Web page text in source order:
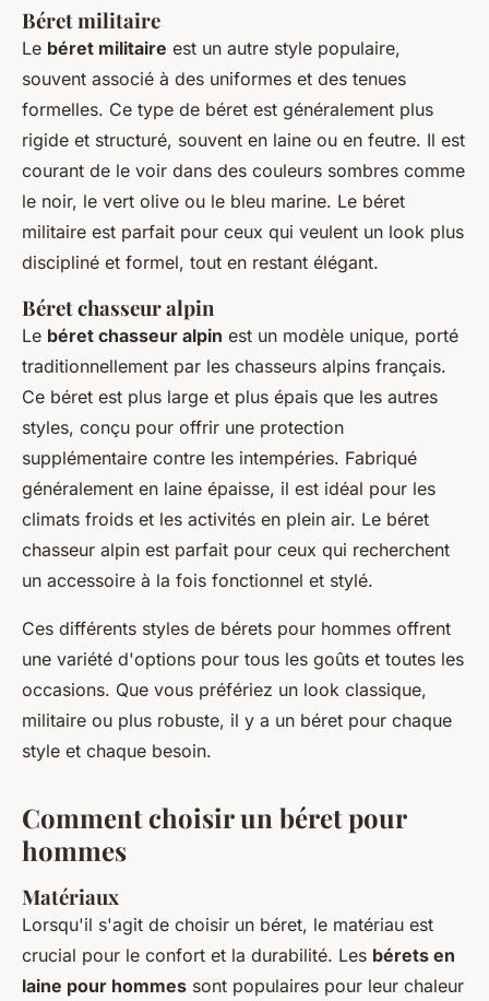
Béret militaire
Le béret militaire est un autre style populaire,
souvent associé à des uniformes et des tenues
formelles. Ce type de béret est généralement plus
rigide et structuré, souvent en laine ou en feutre. Il est
courant de le voir dans des couleurs sombres comme
le noir, le vert olive ou le bleu marine. Le béret
militaire est parfait pour ceux qui veulent un look plus
discipliné et formel, tout en restant élégant.
Béret chasseur alpin
Le béret chasseur alpin est un modèle unique, porté
traditionnellement par les chasseurs alpins français.
Ce béret est plus large et plus épais que les autres
styles, conçu pour offrir une protection
supplémentaire contre les intempéries. Fabriqué
généralement en laine épaisse, il est idéal pour les
climats froids et les activités en plein air. Le béret
chasseur alpin est parfait pour ceux qui recherchent
un accessoire à la fois fonctionnel et stylé.
Ces différents styles de bérets pour hommes offrent
une variété d'options pour tous les goûts et toutes les
occasions. Que vous préfériez un look classique,
militaire ou plus robuste, il y a un béret pour chaque
style et chaque besoin.
Comment choisir un béret pour
hommes
Matériaux
Lorsqu'il s'agit de choisir un béret, le matériau est
crucial pour le confort et la durabilité. Les bérets en
laine pour hommes sont populaires pour leur chaleur